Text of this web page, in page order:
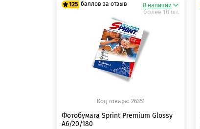
125 баллов за отзыв
125 баллов
125 баллов
В наличии
более 10 шт.
Код товара: 26351
Фотобумага Sprint Premium Glossy
A6/20/180